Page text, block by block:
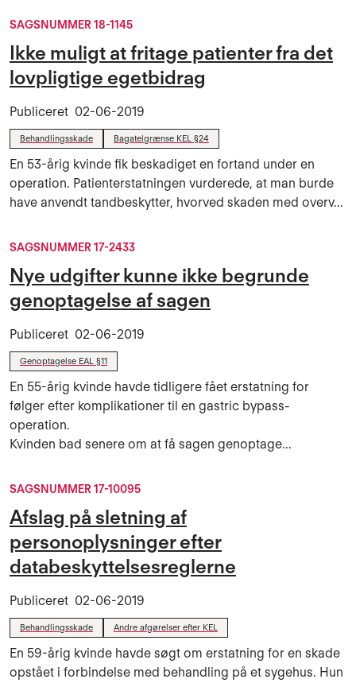
SAGSNUMMER 18-1145
Ikke muligt at fritage patienter fra det
lovpligtige egetbidrag
Publiceret 02-06-2019
Behandlingsskade Bagatelgrænse KEL §24
En 53-årig kvinde fik beskadiget en fortand under en
operation. Patienterstatningen vurderede, at man burde
have anvendt tandbeskytter, hvorved skaden med overv...
SAGSNUMMER 17-2433
Nye udgifter kunne ikke begrunde
genoptagelse af sagen
Publiceret 02-06-2019
Genoptagelse EAL §11
En 55-årig kvinde havde tidligere fået erstatning for
følger efter komplikationer til en gastric bypass-
operation.
Kvinden bad senere om at få sagen genoptage...
SAGSNUMMER 17-10095
Afslag på sletning af
personoplysninger efter
databeskyttelsesreglerne
Publiceret 02-06-2019
Behandlingsskade Andre afgørelser efter KEL
En 59-årig kvinde havde søgt om erstatning for en skade
opstået i forbindelse med behandling på et sygehus. Hun